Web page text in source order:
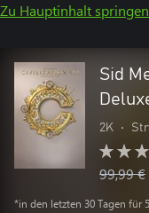
Zu Hauptinhalt springen
Sid
2K •
99,99 €
*in den letzten 30 Tagen für